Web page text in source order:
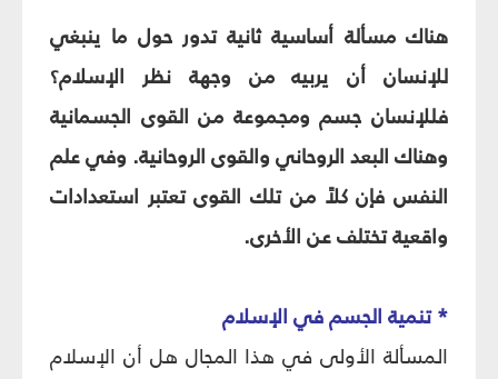
هناك مسألة أساسية ثانية تدور حول ما ينبغي
للإنسان أن يربيه من وجهة نظر الإسلام؟
فللإنسان جسم ومجموعة من القوى الجسمانية
وهناك البعد الروحاني والقوى الروحانية. وفي علم
النفس فإن كلاً من تلك القوى تعتبر استعدادات
واقعية تختلف عن الأخرى.
* تنمية الجسم في الإسلام‏
المسألة الأولى في هذا المجال هل أن الإسلام